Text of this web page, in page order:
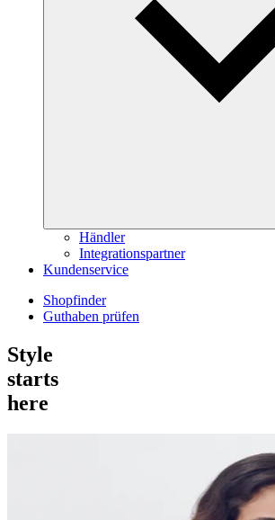
Händler
Integrationspartner
Kundenservice
Shopfinder
Guthaben prüfen
Style
starts
here